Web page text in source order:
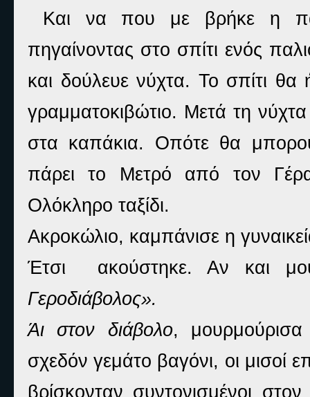
Και να που με βρήκε η
πηγαίνοντας στο σπίτι ενός
και δούλευε νύχτα. Το σπίτι θα
γραμματοκιβώτιο. Μετά τη
στα καπάκια. Οπότε θα
πάρει το Μετρό από τον
Ολόκληρο ταξίδι.
Ακροκώλιο, καμπάνισε η
Έτσι
ακούστηκε. Αν και
Γεροδιάβολος».
Άι στον διάβολο,
σχεδόν γεμάτο βαγόνι, οι μισοί
βρίσκονταν συντονισμένοι